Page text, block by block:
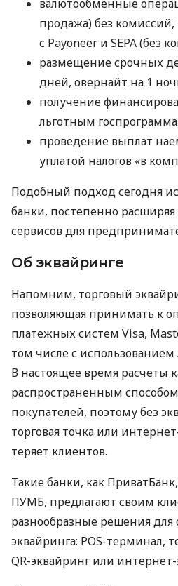
валютообменные
продажа) без
с Payoneer и SEPA (без
размещение срочных
дней, овернайт на 1
получение
льготным
проведение выплат
уплатой налогов «в
Подобный подход сегодня
банки, постепенно
сервисов для
Об эквайринге
Напомним, торговый
позволяющая принимать к
платежных систем Visa,
том числе с использованием
В настоящее время расчеты
распространенным
покупателей, поэтому без
торговая точка или
теряет клиентов.
Такие банки, как ПриватБанк,
ПУМБ, предлагают своим
разнообразные решения для
эквайринга: POS-терминал,
QR-эквайринг или